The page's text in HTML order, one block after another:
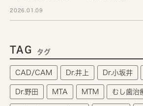
2026.01.09
TAG タグ
CAD/CAM Dr.井上 Dr.小坂井
Dr.野田 MTA MTM むし歯治